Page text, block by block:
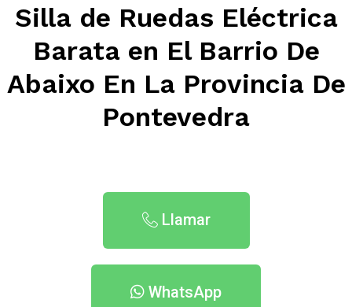
Silla de Ruedas Eléctrica
Barata en El Barrio De
Abaixo En La Provincia De
Pontevedra
Llamar
WhatsApp